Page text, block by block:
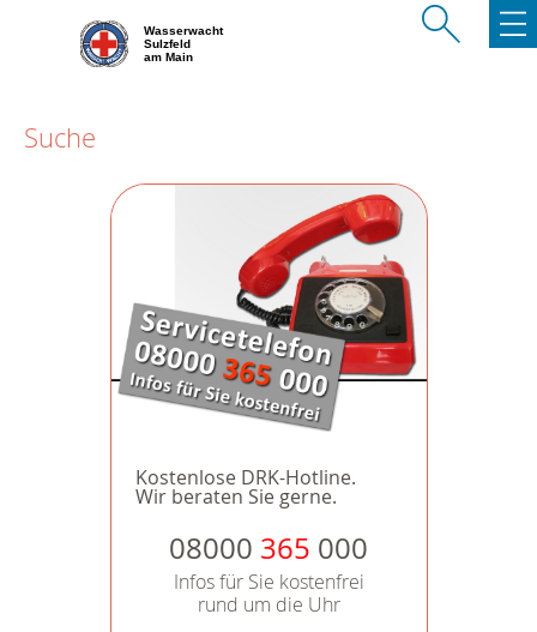
Wasserwacht
Sulzfeld
am Main
Suche
Kostenlose DRK-Hotline.
Wir beraten Sie gerne.
08000 365 000
Infos für Sie kostenfrei
rund um die Uhr